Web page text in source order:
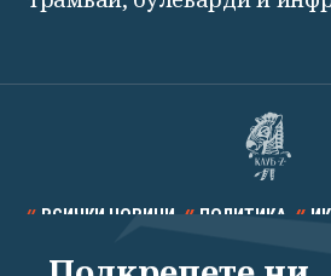
ВСИЧКИ НОВИНИ ПОЛИТИКА
СПОРТ КУЛТУРА ТЕХНОЛОГИИ